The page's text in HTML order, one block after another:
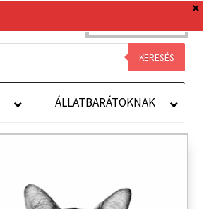
KERESÉS
ÁLLATBARÁTOKNAK